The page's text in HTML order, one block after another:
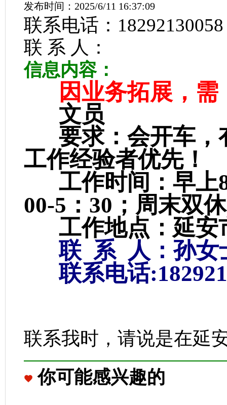
发布时间：2025/6/11 16:37:09
联系电话：18292130058
联 系 人：
信息内容：
因业务拓展，需
文员
要求：会开车，
工作经验者优先！
工作时间：早上8
00-5：30；周末双
工作地点：延安
联 系 人：孙女
联系电话
联系我时，请说是在延
你可能感兴趣的